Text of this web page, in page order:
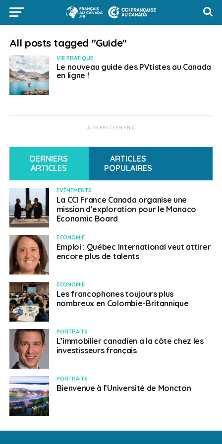
All posts tagged "Guide"
VIE PRATIQUE
Le nouveau guide des PVtistes au Canada
en ligne !
ADVERTISEMENT
DERNIERS
ARTICLES
ARTICLES
POPULAIRES
EVÈNEMENTS
La CCI France Canada organise une
mission d’exploration pour le Monaco
Economic Board
ECONOMIE
Emploi : Québec International veut attirer
encore plus de talents
ECONOMIE
Les francophones toujours plus
nombreux en Colombie-Britannique
PORTRAITS
L’immobilier canadien a la côte chez les
investisseurs français
PORTRAITS
Bienvenue à l’Université de Moncton